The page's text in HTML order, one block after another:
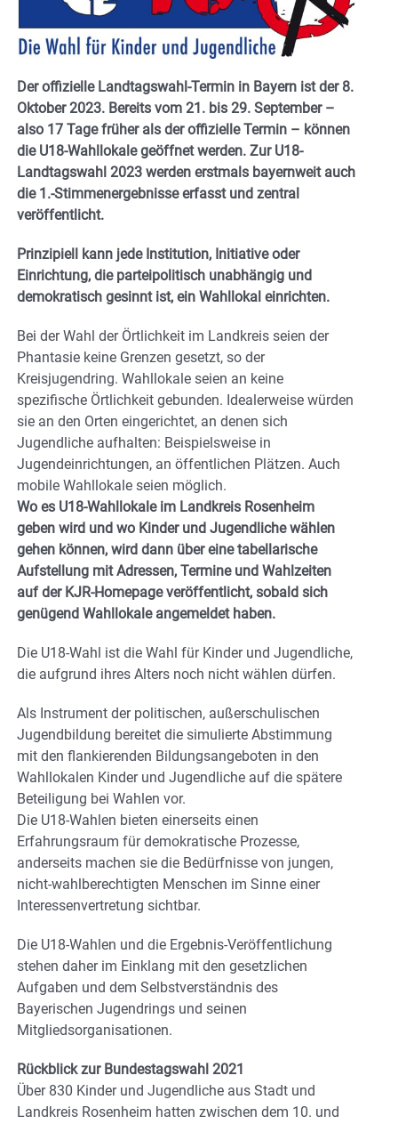
Der offizielle Landtagswahl-Termin in Bayern ist der 8.
Oktober 2023. Bereits vom 21. bis 29. September –
also 17 Tage früher als der offizielle Termin – können
die U18-Wahllokale geöffnet werden. Zur U18-
Landtagswahl 2023 werden erstmals bayernweit auch
die 1.-Stimmenergebnisse erfasst und zentral
veröffentlicht.
Prinzipiell kann jede Institution, Initiative oder
Einrichtung, die parteipolitisch unabhängig und
demokratisch gesinnt ist, ein Wahllokal einrichten.
Bei der Wahl der Örtlichkeit im Landkreis seien der
Phantasie keine Grenzen gesetzt, so der
Kreisjugendring. Wahllokale seien an keine
spezifische Örtlichkeit gebunden. Idealerweise würden
sie an den Orten eingerichtet, an denen sich
Jugendliche aufhalten: Beispielsweise in
Jugendeinrichtungen, an öffentlichen Plätzen. Auch
mobile Wahllokale seien möglich.
Wo es U18-Wahllokale im Landkreis Rosenheim
geben wird und wo Kinder und Jugendliche wählen
gehen können, wird dann über eine tabellarische
Aufstellung mit Adressen, Termine und Wahlzeiten
auf der KJR-Homepage veröffentlicht, sobald sich
genügend Wahllokale angemeldet haben.
Die U18-Wahl ist die Wahl für Kinder und Jugendliche,
die aufgrund ihres Alters noch nicht wählen dürfen.
Als Instrument der politischen, außerschulischen
Jugendbildung bereitet die simulierte Abstimmung
mit den flankierenden Bildungsangeboten in den
Wahllokalen Kinder und Jugendliche auf die spätere
Beteiligung bei Wahlen vor.
Die U18-Wahlen bieten einerseits einen
Erfahrungsraum für demokratische Prozesse,
anderseits machen sie die Bedürfnisse von jungen,
nicht-wahlberechtigten Menschen im Sinne einer
Interessenvertretung sichtbar.
Die U18-Wahlen und die Ergebnis-Veröffentlichung
stehen daher im Einklang mit den gesetzlichen
Aufgaben und dem Selbstverständnis des
Bayerischen Jugendrings und seinen
Mitgliedsorganisationen.
Rückblick zur Bundestagswahl 2021
Über 830 Kinder und Jugendliche aus Stadt und
Landkreis Rosenheim hatten zwischen dem 10. und